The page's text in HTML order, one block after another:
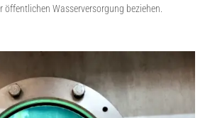
Wasserversorgung beziehen.